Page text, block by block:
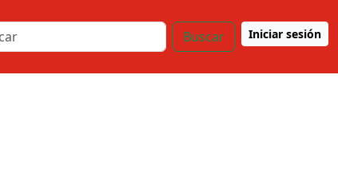
Buscar Iniciar sesión